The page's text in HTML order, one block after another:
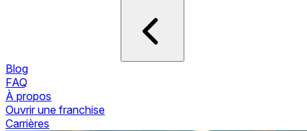
Blog
FAQ
À propos
Ouvrir une franchise
Carrières